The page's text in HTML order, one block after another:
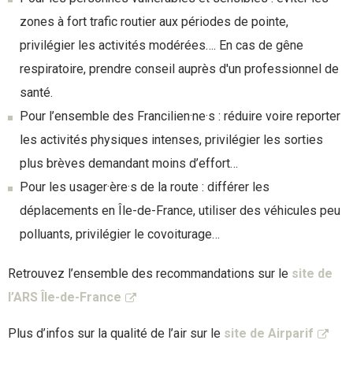
zones à fort trafic routier aux périodes de pointe,
privilégier les activités modérées…. En cas de gêne
respiratoire, prendre conseil auprès d'un professionnel de
santé.
Pour l’ensemble des Francilien·ne·s : réduire voire reporter
les activités physiques intenses, privilégier les sorties
plus brèves demandant moins d’effort…
Pour les usager·ère·s de la route : différer les
déplacements en Île-de-France, utiliser des véhicules peu
polluants, privilégier le covoiturage…
Retrouvez l’ensemble des recommandations sur le site de
l’ARS Île-de-France
Plus d’infos sur la qualité de l’air sur le site de Airparif